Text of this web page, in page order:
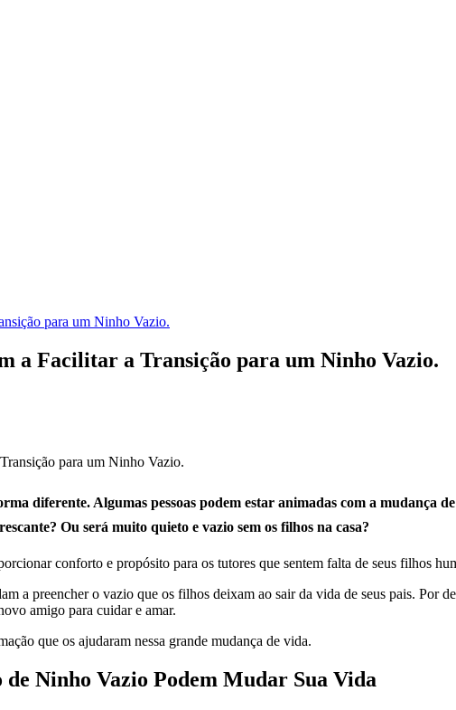
para um Ninho Vazio.
a Facilitar a Transição para um Ninho Vazio.
diferente. Algumas pessoas podem estar animadas com a mudança
Ou será muito quieto e vazio sem os filhos na casa?
conforto e propósito para os tutores que sentem falta de seus filhos
a preencher o vazio que os filhos deixam ao sair da vida de seus pais. Por
amigo para cuidar e amar.
que os ajudaram nessa grande mudança de vida.
Ninho Vazio Podem Mudar Sua Vida